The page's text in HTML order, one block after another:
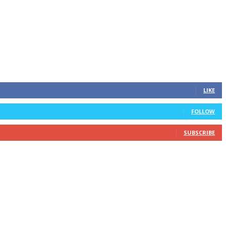
LIKE
FOLLOW
SUBSCRIBE